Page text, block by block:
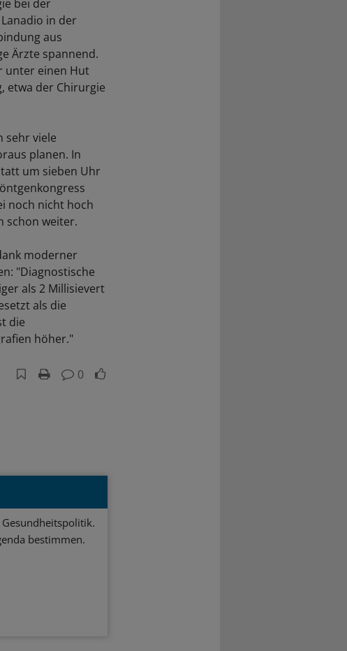
bei der
in der
aus
Ärzte spannend.
unter einen Hut
etwa der Chirurgie
sehr viele
planen. In
um sieben Uhr
noch nicht hoch
schon weiter.
moderner
"Diagnostische
als 2 Millisievert
als die
die
höher."
0
bestimmen.